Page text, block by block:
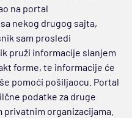
na portal
nekog drugog sajta,
sam prosledi
pruži informacije slanjem
forme, te informacije će
pomoći pošiljaocu. Portal
podatke za druge
organizacijama.